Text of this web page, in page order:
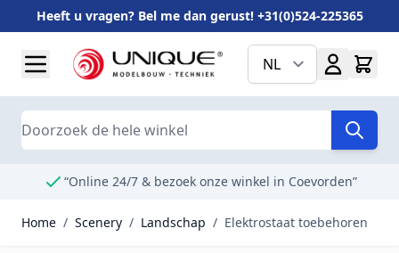
Heeft u vragen? Bel me dan gerust! +31(0)524-225365
NL
Search
“Online 24/7 & bezoek onze winkel in Coevorden”
Home / Scenery / Landschap / Elektrostaat toebehoren